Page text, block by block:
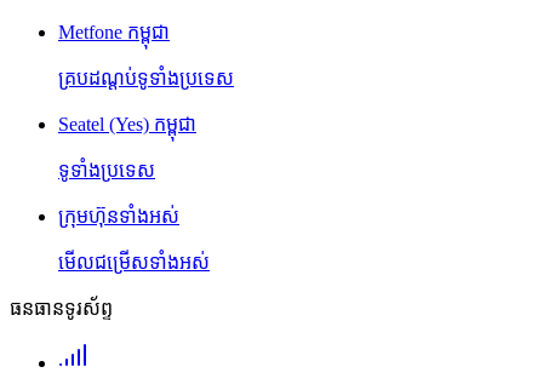
Metfone កម្ពុជា
គ្របដណ្តប់ទូទាំងប្រទេស
Seatel (Yes) កម្ពុជា
ទូទាំងប្រទេស
ក្រុមហ៊ុនទាំងអស់
មើលជម្រើសទាំងអស់
ធនធានទូរស័ព្ទ